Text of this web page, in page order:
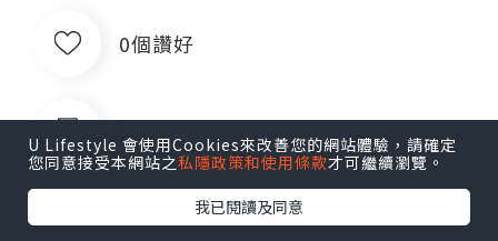
0個讚好
收藏
U Lifestyle 會使用Cookies來改善您的網站體驗，請確定
您同意接受本網站之私隱政策和使用條款才可繼續瀏覽。
我已閱讀及同意